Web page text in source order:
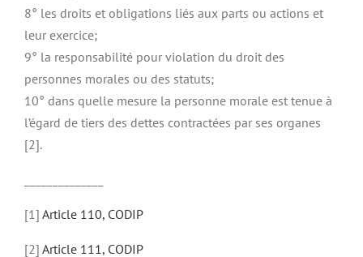
8° les droits et obligations liés aux parts ou actions et
leur exercice;
9° la responsabilité pour violation du droit des
personnes morales ou des statuts;
10° dans quelle mesure la personne morale est tenue à
l’égard de tiers des dettes contractées par ses organes
[2].
[1] Article 110, CODIP
[2] Article 111, CODIP